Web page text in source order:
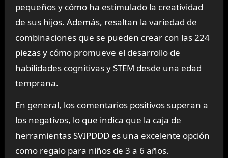
pequeños y cómo ha estimulado la creatividad
de sus hijos. Además, resaltan la variedad de
combinaciones que se pueden crear con las 224
piezas y cómo promueve el desarrollo de
habilidades cognitivas y STEM desde una edad
temprana.
En general, los comentarios positivos superan a
los negativos, lo que indica que la caja de
herramientas SVIPDDD es una excelente opción
como regalo para niños de 3 a 6 años.